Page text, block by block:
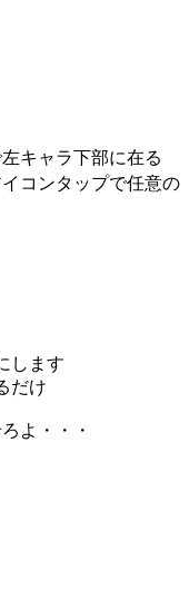
キャラ下部に在る
コンタップで任意の
します
だけ
よ・・・